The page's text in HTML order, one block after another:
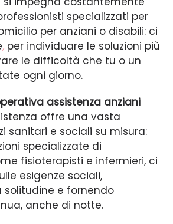
specializzati per
per anziani o disabili: ci
, per individuare le soluzioni più
le difficoltà che tu o un
ogni giorno.
assistenza anziani
offre una vasta
sanitari e sociali su misura:
specializzate di
fisioterapisti e infermieri, ci
esigenze sociali,
e fornendo
anche di notte.